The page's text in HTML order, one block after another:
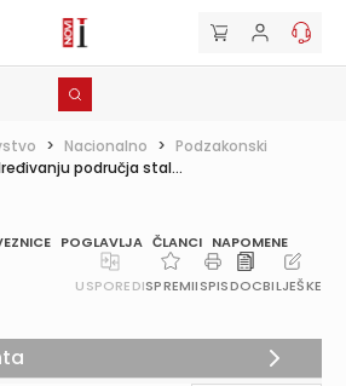
> Nacionalno > Podzakonski
područja stal...
POGLAVLJA ČLANCI NAPOMENE
USPOREDISPREMIISPISDOCBILJEŠKE